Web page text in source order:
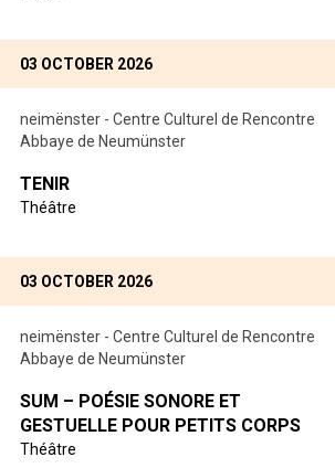
03 OCTOBER 2026
neimënster - Centre Culturel de Rencontre
Abbaye de Neumünster
TENIR
Théâtre
03 OCTOBER 2026
neimënster - Centre Culturel de Rencontre
Abbaye de Neumünster
SUM – POÉSIE SONORE ET
GESTUELLE POUR PETITS CORPS
Théâtre